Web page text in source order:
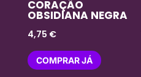
CORAÇÃO
OBSIDIANA NEGRA
4,75 €
COMPRAR JÁ